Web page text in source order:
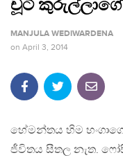
චූටි
MANJULA WEDIWARDENA
on April 3, 2014
හේමන්තය හිම
ජීවිතය සීතල නැත.